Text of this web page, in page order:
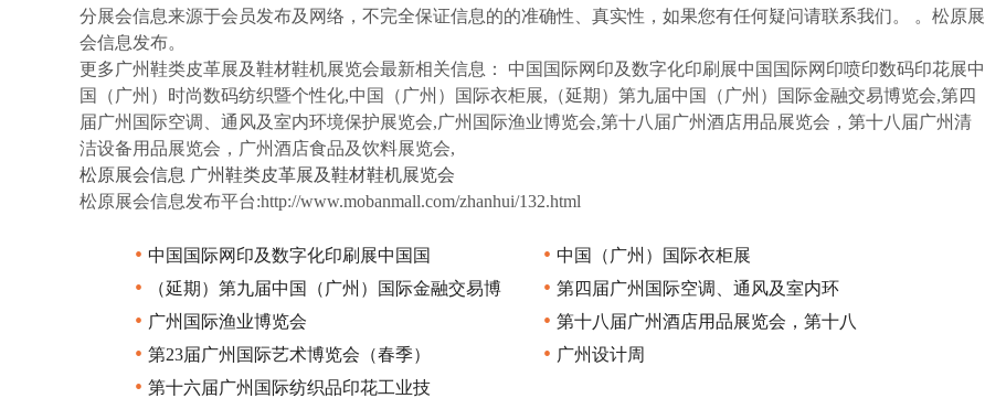
分展会信息来源于会员发布及网络，不完全保证信息的的准确性、真实性，如果您有任何疑问请联系我们。 。松原展
会信息发布。
更多广州鞋类皮革展及鞋材鞋机展览会最新相关信息： 中国国际网印及数字化印刷展中国国际网印喷印数码印花展中
国（广州）时尚数码纺织暨个性化,中国（广州）国际衣柜展,（延期）第九届中国（广州）国际金融交易博览会,第四
届广州国际空调、通风及室内环境保护展览会,广州国际渔业博览会,第十八届广州酒店用品展览会，第十八届广州清
洁设备用品展览会，广州酒店食品及饮料展览会,
松原展会信息 广州鞋类皮革展及鞋材鞋机展览会
松原展会信息发布平台:http://www.mobanmall.com/zhanhui/132.html
• 中国国际网印及数字化印刷展中国国 • 中国（广州）国际衣柜展
• （延期）第九届中国（广州）国际金融交易博 • 第四届广州国际空调、通风及室内环
• 广州国际渔业博览会 • 第十八届广州酒店用品展览会，第十八
• 第23届广州国际艺术博览会（春季） • 广州设计周
• 第十六届广州国际纺织品印花工业技